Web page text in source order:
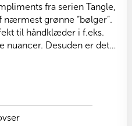
fra serien Tangle,
nærmest grønne “bølger”.
til håndklæder i f.eks.
nuancer. Desuden er det
til ophængning